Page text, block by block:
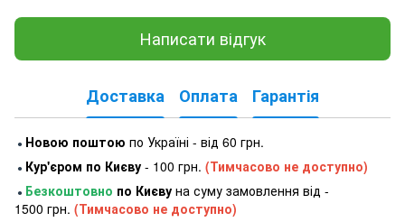
Написати відгук
Доставка Оплата Гарантія
● Новою поштою по Україні - від 60 грн.
● Кур'єром по Києву - 100 грн. (Тимчасово не доступно)
● Безкоштовно по Києву на суму замовлення від -
1500 грн. (Тимчасово не доступно)